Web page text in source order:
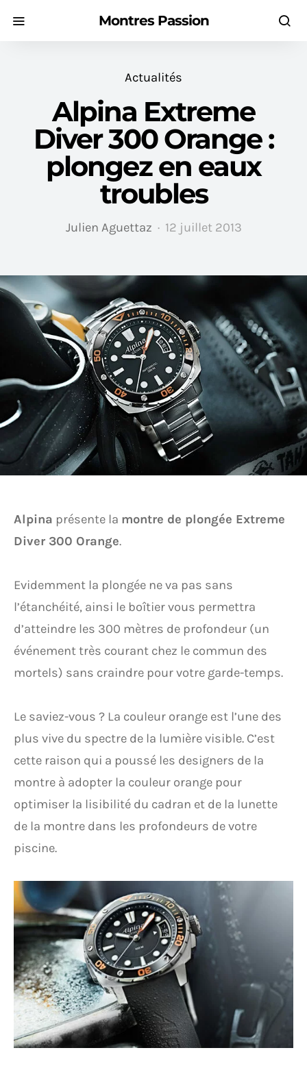
Montres Passion
Actualités
Alpina Extreme
Diver 300 Orange :
plongez en eaux
troubles
Julien Aguettaz 12 juillet 2013
Alpina présente la montre de plongée Extreme
Diver 300 Orange.
Evidemment la plongée ne va pas sans
l’étanchéité, ainsi le boîtier vous permettra
d’atteindre les 300 mètres de profondeur (un
événement très courant chez le commun des
mortels) sans craindre pour votre garde-temps.
Le saviez-vous ? La couleur orange est l’une des
plus vive du spectre de la lumière visible. C’est
cette raison qui a poussé les designers de la
montre à adopter la couleur orange pour
optimiser la lisibilité du cadran et de la lunette
de la montre dans les profondeurs de votre
piscine.